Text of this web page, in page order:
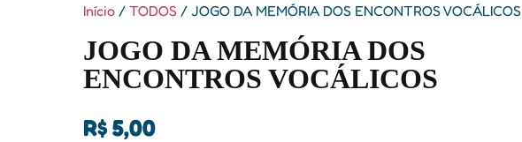
Início / TODOS / JOGO DA MEMÓRIA DOS ENCONTROS VOCÁLICOS
JOGO DA MEMÓRIA DOS
ENCONTROS VOCÁLICOS
R$5,00